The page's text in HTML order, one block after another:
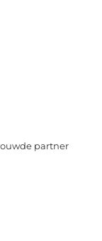
partner